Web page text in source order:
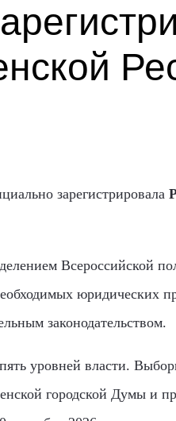
зарегистрировала
Всероссийской
юридических
законодательством.
уровней власти.
городской Думы и